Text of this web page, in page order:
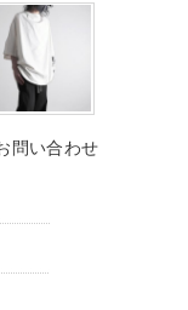
問い合わせ